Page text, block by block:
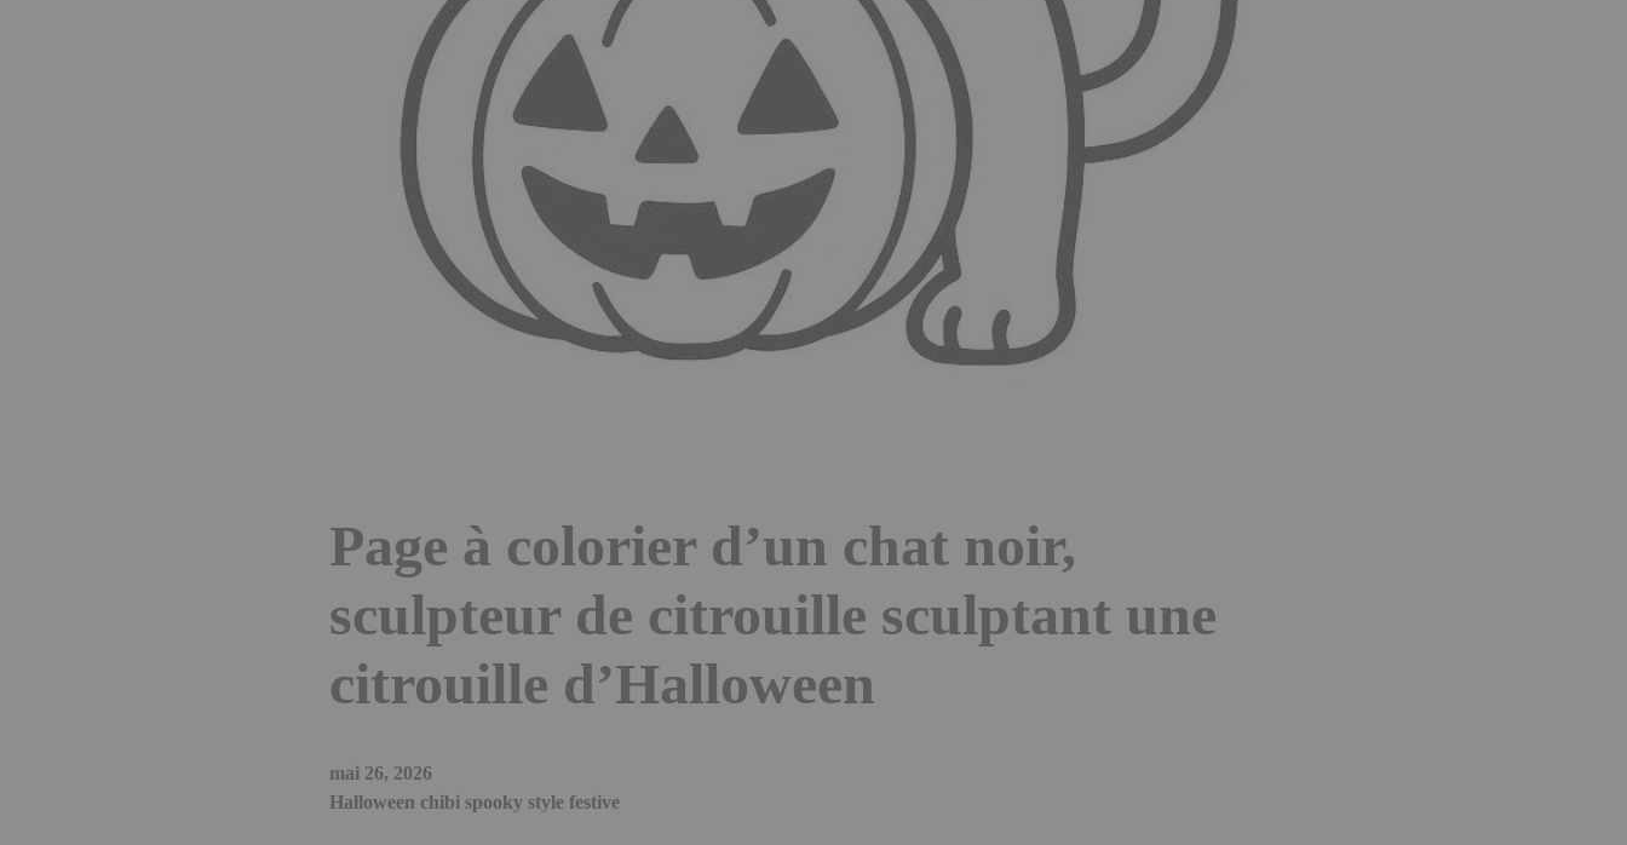
Page à colorier d’un chat noir,
sculpteur de citrouille sculptant une
citrouille d’Halloween
mai 26, 2026
Halloween chibi spooky style festive